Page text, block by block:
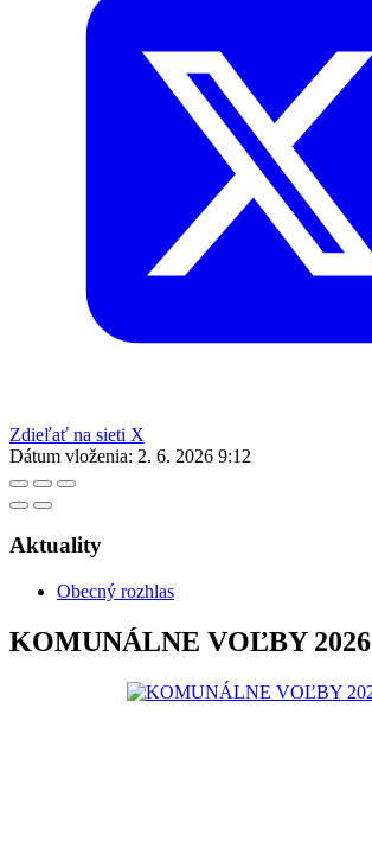
Zdieľať na sieti X
Dátum vloženia: 2. 6. 2026 9:12
Aktuality
Obecný rozhlas
KOMUNÁLNE VOĽBY 2026